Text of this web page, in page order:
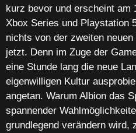
kurz bevor und erscheint am
Xbox Series und Playstation
nichts von der zweiten
jetzt. Denn im Zuge der
eine Stunde lang die neue
eigenwilligen Kultur
angetan. Warum Albion das
spannender
grundlegend verändern wird,